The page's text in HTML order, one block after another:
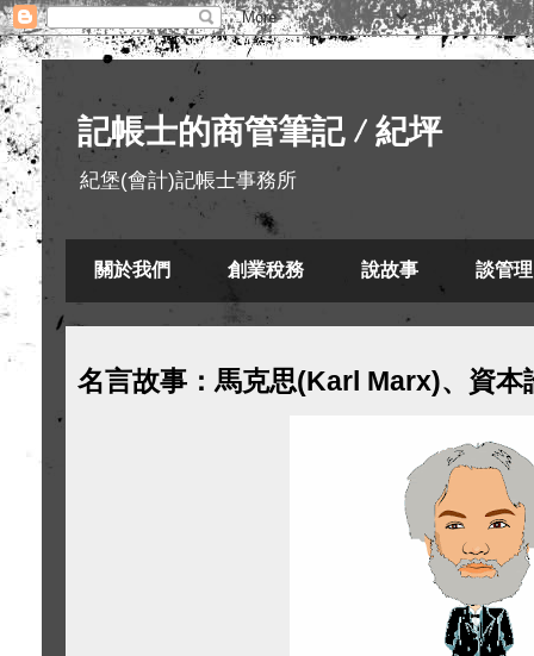
記帳士的商管筆記 / 紀坪
紀堡(會計)記帳士事務所
關於我們 創業稅務 說故事 談管理
名言故事：馬克思(Karl Marx)、資本